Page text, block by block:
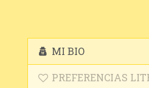
MI BIO
PREFERENCIAS